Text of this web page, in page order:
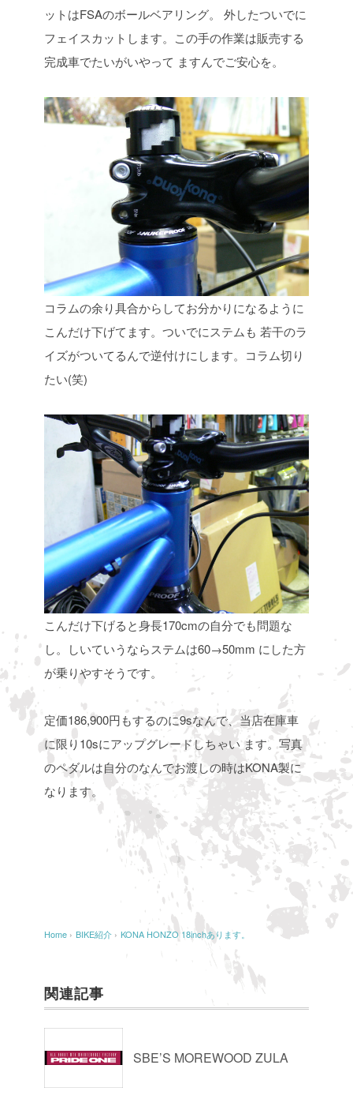
ットはFSAのボールベアリング。
外したついでに
フェイスカットします。この手の作業は販売する
完成車でたいがいやって ますんでご安心を。
コラムの余り具合からしてお分かりになるように
こんだけ下げてます。ついでにステムも 若干のラ
イズがついてるんで逆付けにします。コラム切り
たい(笑)
こんだけ下げると身長170cmの自分でも問題な
し。しいていうならステムは60→50mm にした方
が乗りやすそうです。
定価186,900円もするのに9sなんで、当店在庫車
に限り10sにアップグレードしちゃいます。写真
のペダルは自分のなんでお渡しの時はKONA製に
なります。
Home › BIKE紹介 › KONA HONZO 18inchあります。
関連記事
SBE’S MOREWOOD ZULA